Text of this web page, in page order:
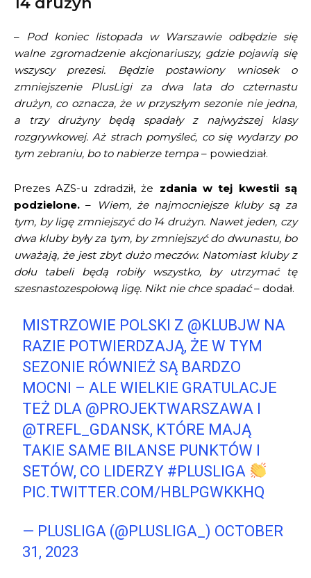
– Pod koniec listopada w Warszawie odbędzie się
walne zgromadzenie akcjonariuszy, gdzie pojawią się
wszyscy prezesi. Będzie postawiony wniosek o
zmniejszenie PlusLigi za dwa lata do czternastu
drużyn, co oznacza, że w przyszłym sezonie nie jedna,
a trzy drużyny będą spadały z najwyższej klasy
rozgrywkowej. Aż strach pomyśleć, co się wydarzy po
tym zebraniu, bo to nabierze tempa – powiedział.
Prezes AZS-u zdradził, że zdania w tej kwestii są
podzielone. –
Wiem, że najmocniejsze kluby są za
tym, by ligę zmniejszyć do 14 drużyn. Nawet jeden, czy
dwa kluby były za tym, by zmniejszyć do dwunastu, bo
uważają, że jest zbyt dużo meczów. Natomiast kluby z
dołu tabeli będą robiły wszystko, by utrzymać tę
szesnastozespołową ligę. Nikt nie chce spadać– dodał.
MISTRZOWIE POLSKI Z @KLUBJW NA
RAZIE POTWIERDZAJĄ, ŻE W TYM
SEZONIE RÓWNIEŻ SĄ BARDZO
MOCNI – ALE WIELKIE GRATULACJE
TEŻ DLA @PROJEKTWARSZAWA I
@TREFL_GDANSK, KTÓRE MAJĄ
TAKIE SAME BILANSE PUNKTÓW I
SETÓW, CO LIDERZY #PLUSLIGA
PIC.TWITTER.COM/HBLPGWKKHQ
— PLUSLIGA (@PLUSLIGA_) OCTOBER
31, 2023